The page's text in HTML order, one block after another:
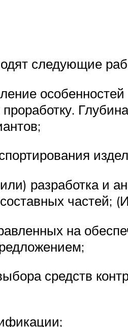
следующие
особенностей
разработка и
частей;
на
средств